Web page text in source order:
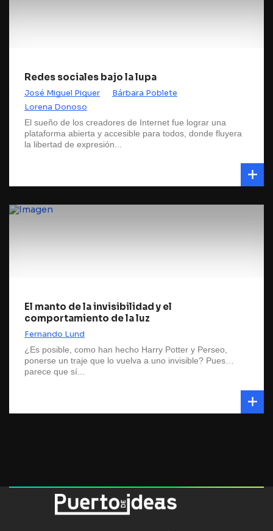
Redes sociales bajo la lupa
José Miguel Piquer
Bárbara Poblete
Lorena Donoso
El sueño de los creadores de Internet fue lograr una
plataforma abierta y accesible para todos, donde fluyera
la libertad de expresión...
El manto de la invisibilidad y el
comportamiento de la luz
Fernando Lund
¿Es posible, como han hecho Harry Potter y Perseo,
ponerse un traje que lo vuelva a uno invisible? Pues…
parece que sí...